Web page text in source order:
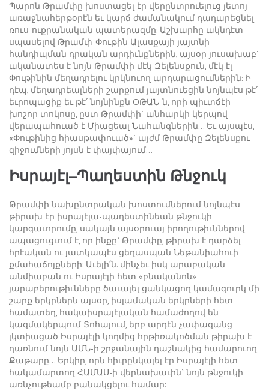
Պարոն Թրամփը խոստացել էր վերընտրուելուց յետոյ
առաջնահերթօրէն եւ կարճ ժամանակում դադարեցնել
ռուս-ուքրանական պատերազմը: Աշխարհը ակնդէտ
սպասելով Թրամփ-Փութին Ալասքայի յայտնի
հանդիպման դրական արդիւնքներին, այսօր յուսախաբ`
ականատես է նոյն Թրամփի մէկ Զելենսքուն, մէկ էլ
Փութինին մեղադրելու կրկնուող արդարացումներին: Ի
դէպ, մեղադրեալների շարքում յայտնուեցին նոյնպէս թէ՛
եւրոպացիք եւ թէ՛ նոյնինքն ՕԹԱՆ-ն, որի պիւտճէի
խոշոր տոկոսը, ըստ Թրամփի` անհարկի կերպով
վերապահուած է Միացեալ Նահանգներին… Եւ այսպէս,
«Փութինից հիասթափուած»` այժմ Թրամփը Զելենսքու
զիջումների յոյսն է փայփայում…
Իսրայէլ–Պաղեստին Թնջուկ
Թրամփի նախընտրական խոստումներում նոյնպէս
թիրախ էր իսրայէլա-պաղեստինեան թնջուկի
կարգաւորումը, սակայն այսօրուայ իրողութիւններով
ապացուցւում է, որ ինքը` Թրամփը, թիրախ է դարձել
հրէական ու յատկապէս ցեղասպան Նեթանիահուի
քմահաճոյքների: Աւելի՛ն. մինչեւ իսկ արաբական
անմիաբան ու Իսրայէլի հետ «բնականոն»
յարաբերութիւնները ծաւալել ցանկացող կամազուրկ մի
շարք երկրներն այսօր, իսլամական երկրների հետ
համատեղ, հակաիսրայէլական համաժողով են
կազմակերպում Տոհայում, երբ արդէն չափազանց
լկտիացած Իսրայէլի կողմից հրթիռակոծման թիրախ է
դառնում նոյն ԱՄՆ-ի շրջանային դաշնակից համարուող
Քաթարը… Երկիր, որն հիւրընկալել էր Իսրայէլի հետ
հակամարտող ՀԱՄԱՍ-ի վերնախաւին` նոյն թնջուկի
առնչութեամբ բանակցելու համար: